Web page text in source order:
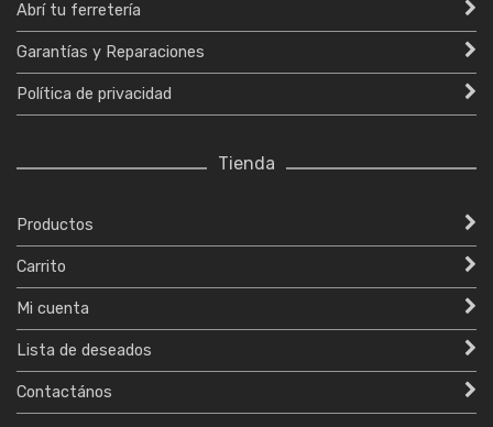
Abrí tu ferretería
Garantías y Reparaciones
Política de privacidad
Tienda
Productos
Carrito
Mi cuenta
Lista de deseados
Contactános